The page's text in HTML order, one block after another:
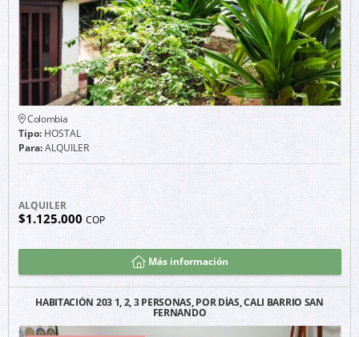
Colombia
Tipo:HOSTAL
Para:ALQUILER
ALQUILER
$1.125.000 COP
Más información
HABITACIÓN 203 1, 2, 3 PERSONAS, POR DÍAS, CALI BARRIO SAN
FERNANDO